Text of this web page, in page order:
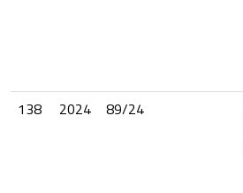
138
2024 89/24